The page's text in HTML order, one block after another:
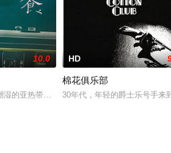
10.0
湿的亚热带乡土，大雾弥漫的凯里县城诊所里
HD
棉花俱乐部
30年代，年轻的爵士乐号手来